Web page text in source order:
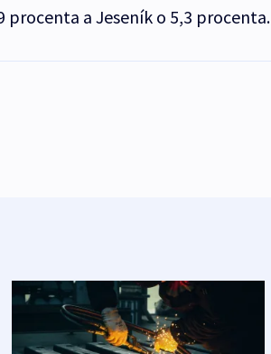
procenta a Jeseník o 5,3 procenta.